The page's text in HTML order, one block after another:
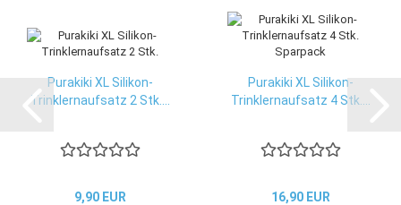
Purakiki XL Silikon-
Trinklernaufsatz 2 Stk....
9,90 EUR
Purakiki XL Silikon-
Trinklernaufsatz 4 Stk....
16,90 EUR